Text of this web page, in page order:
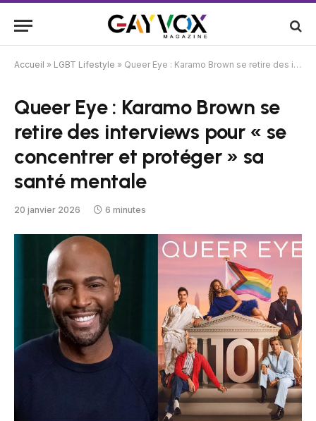
Accueil » LGBT Lifestyle » Queer Eye : Karamo Brown se retire des interviews pour « se concentrer et protéger » sa santé mentale
Queer Eye : Karamo Brown se
retire des interviews pour « se
concentrer et protéger » sa
santé mentale
20 janvier 2026 6 minutes